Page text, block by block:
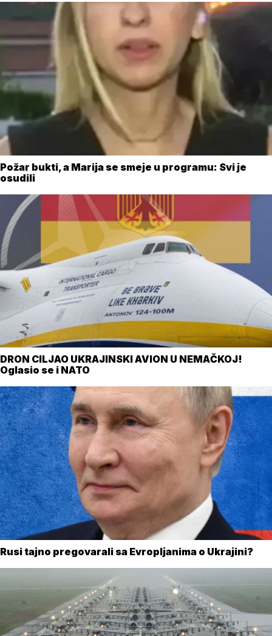
Požar bukti, a Marija se smeje u programu: Svi je
osudili
DRON CILJAO UKRAJINSKI AVION U NEMAČKOJ!
Oglasio se i NATO
Rusi tajno pregovarali sa Evropljanima o Ukrajini?